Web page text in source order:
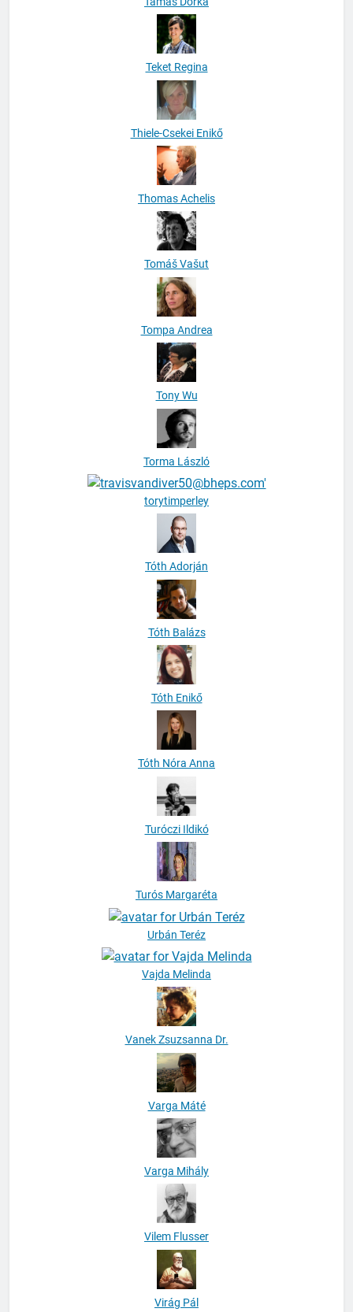
Teket Regina
Thiele-Csekei Enikő
Thomas Achelis
Tomáš Vašut
Tompa Andrea
Tony Wu
Torma László
Tóth Adorján
Tóth Balázs
Tóth Enikő
Tóth Nóra Anna
Turóczi Ildikó
Turós Margaréta
Vanek Zsuzsanna Dr.
Varga Máté
Varga Mihály
Vilem Flusser
Virág Pál